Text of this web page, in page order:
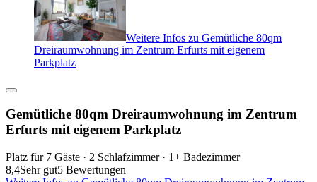
Weitere Infos zu Gemütliche 80qm
Dreiraumwohnung im Zentrum Erfurts mit eigenem
Parkplatz
Gemütliche 80qm Dreiraumwohnung im Zentrum
Erfurts mit eigenem Parkplatz
Platz für 7 Gäste · 2 Schlafzimmer · 1+ Badezimmer
8,4Sehr gut5 Bewertungen